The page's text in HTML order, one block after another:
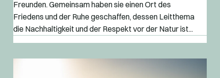
Freunden. Gemeinsam haben sie einen Ort des
Friedens und der Ruhe geschaffen, dessen Leitthema
die Nachhaltigkeit und der Respekt vor der Natur ist...